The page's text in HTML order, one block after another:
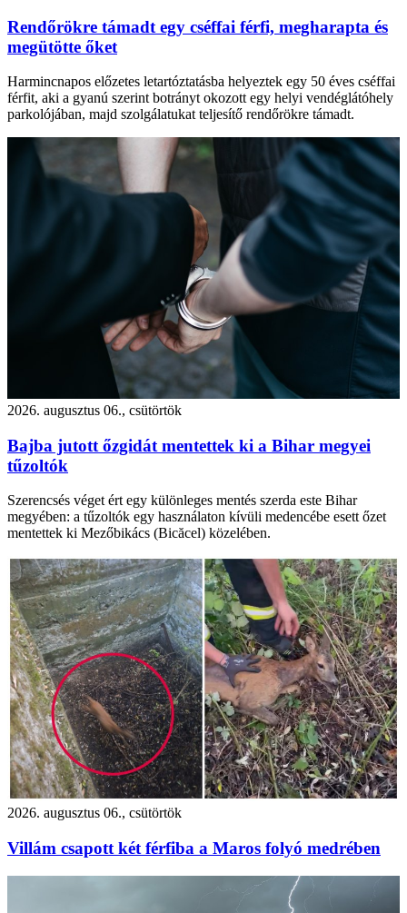
Rendőrökre támadt egy cséffai férfi, megharapta és
megütötte őket
Harmincnapos előzetes letartóztatásba helyeztek egy 50 éves cséffai
férfit, aki a gyanú szerint botrányt okozott egy helyi vendéglátóhely
parkolójában, majd szolgálatukat teljesítő rendőrökre támadt.
2026. augusztus 06., csütörtök
Bajba jutott őzgidát mentettek ki a Bihar megyei
tűzoltók
Szerencsés véget ért egy különleges mentés szerda este Bihar
megyében: a tűzoltók egy használaton kívüli medencébe esett őzet
mentettek ki Mezőbikács (Bicăcel) közelében.
2026. augusztus 06., csütörtök
Villám csapott két férfiba a Maros folyó medrében